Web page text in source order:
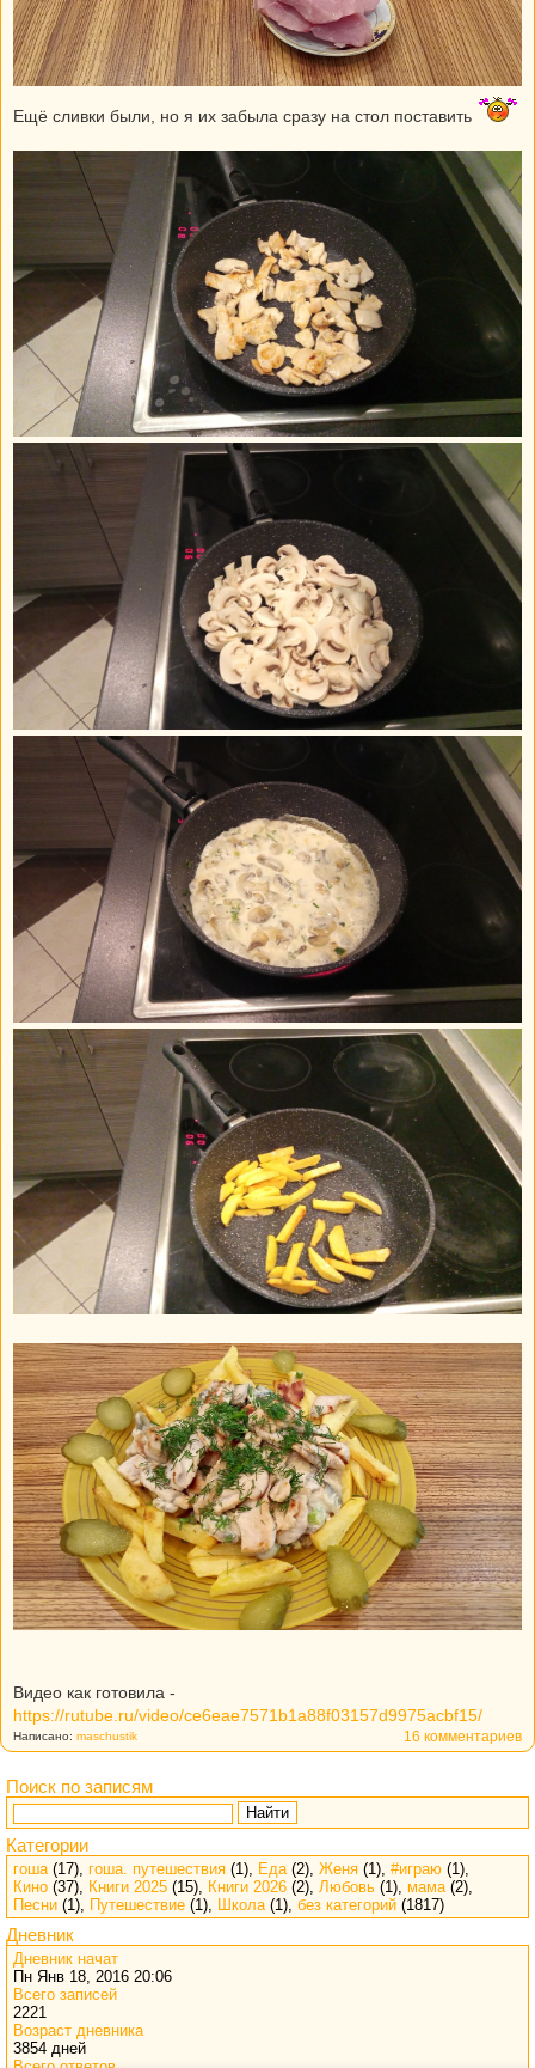
Ещё сливки были, но я их забыла сразу на стол поставить
Видео как готовила -
https://rutube.ru/video/ce6eae7571b1a88f03157d9975acbf15/
16 комментариев
Написано: maschustik
Поиск по записям
Найти
Категории
гоша (17), гоша. путешествия (1), Еда (2), Женя (1), #играю (1),
Кино (37), Книги 2025 (15), Книги 2026 (2), Любовь (1), мама (2),
Песни (1), Путешествие (1), Школа (1), без категорий (1817)
Дневник
Дневник начат
Пн Янв 18, 2016 20:06
Всего записей
2221
Возраст дневника
3854 дней